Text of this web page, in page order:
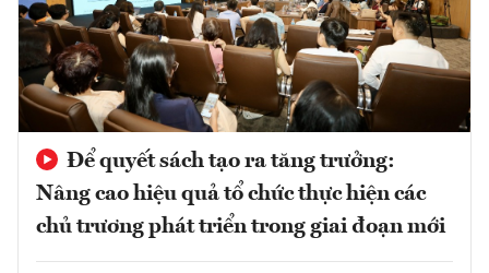
Để quyết sách tạo ra tăng trưởng:
Nâng cao hiệu quả tổ chức thực hiện các
chủ trương phát triển trong giai đoạn mới